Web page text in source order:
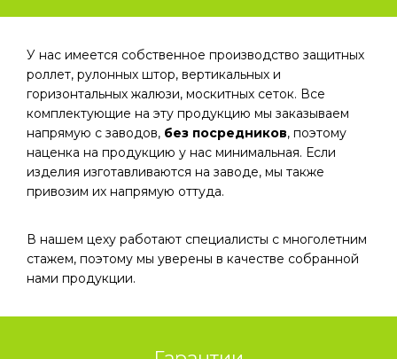
У нас имеется собственное производство защитных
роллет, рулонных штор, вертикальных и
горизонтальных жалюзи, москитных сеток. Все
комплектующие на эту продукцию мы заказываем
напрямую с заводов, без посредников, поэтому
наценка на продукцию у нас минимальная. Если
изделия изготавливаются на заводе, мы также
привозим их напрямую оттуда.
В нашем цеху работают специалисты с многолетним
стажем, поэтому мы уверены в качестве собранной
нами продукции.